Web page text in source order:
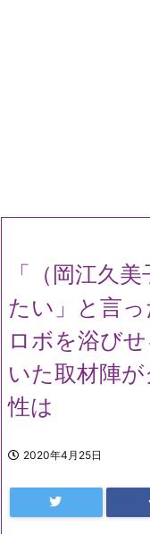
「（岡江久
たい」と言
ロボを浴び
いた取材陣
性は
2020年4月25日